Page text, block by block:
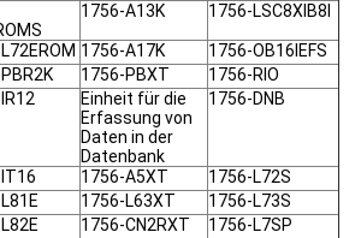
1756-A13K 1756-LSC8XIB8I
1756-A17K
1756-OB16IEFS
1756-PBXT
1756-RIO
Einheit für die
Erfassung von
Daten in der
Datenbank
1756-DNB
1756-A5XT
1756-L72S
1756-L63XT
1756-L73S
1756-CN2RXT
1756-L7SP